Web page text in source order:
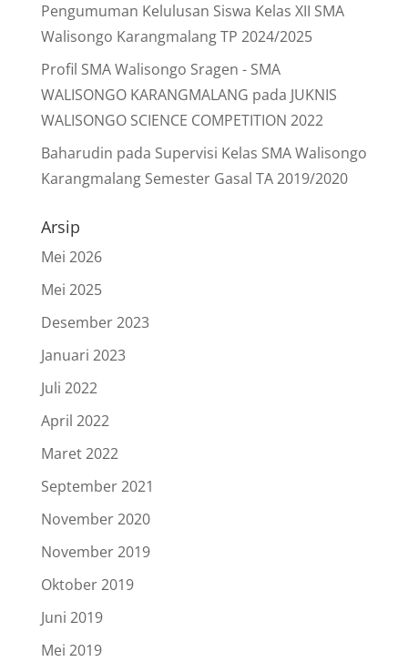
Pengumuman Kelulusan Siswa Kelas XII SMA
Walisongo Karangmalang TP 2024/2025
Profil SMA Walisongo Sragen - SMA
WALISONGO KARANGMALANG pada JUKNIS
WALISONGO SCIENCE COMPETITION 2022
Baharudin pada Supervisi Kelas SMA Walisongo
Karangmalang Semester Gasal TA 2019/2020
Arsip
Mei 2026
Mei 2025
Desember 2023
Januari 2023
Juli 2022
April 2022
Maret 2022
September 2021
November 2020
November 2019
Oktober 2019
Juni 2019
Mei 2019